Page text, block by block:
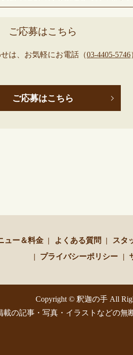
ご応募はこちら
は、お気軽にお電話（03-4405-5746
ご応募はこちら
ュー＆料金 よくある質問 スタ
プライバシーポリシー
Copyright © 釈迦の手 All
載の記事・写真・イラストなどの無